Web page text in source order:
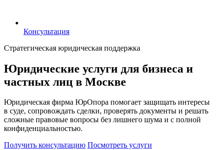
Консультация
Консультация
Стратегическая юридическая поддержка
Юридические услуги для бизнеса и
частных лиц в Москве
Юридическая фирма ЮрОпора помогает защищать интересы
в суде, сопровождать сделки, проверять документы и решать
сложные правовые вопросы без лишнего шума и с полной
конфиденциальностью.
Получить консультацию Посмотреть услуги